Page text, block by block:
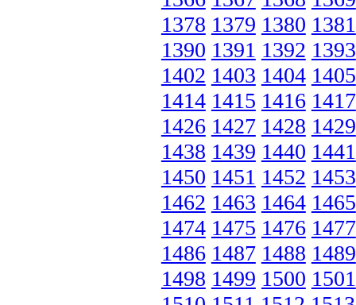
1378 1379 1380 1381
1390 1391 1392 1393
1402 1403 1404 1405
1414 1415 1416 1417
1426 1427 1428 1429
1438 1439 1440 1441
1450 1451 1452 1453
1462 1463 1464 1465
1474 1475 1476 1477
1486 1487 1488 1489
1498 1499 1500 1501